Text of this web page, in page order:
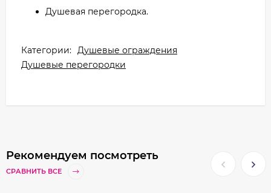
Душевая перегородка.
Категории: Душевые ограждения
Душевые перегородки
Рекомендуем посмотреть
СРАВНИТЬ ВСЕ